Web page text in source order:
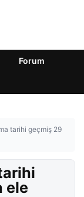
Forum
tarihi geçmiş 29
ele